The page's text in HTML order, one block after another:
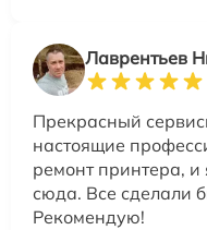
Лаврентьев
Прекрасный
настоящие
ремонт принтера,
сюда. Все сделали
Рекомендую!